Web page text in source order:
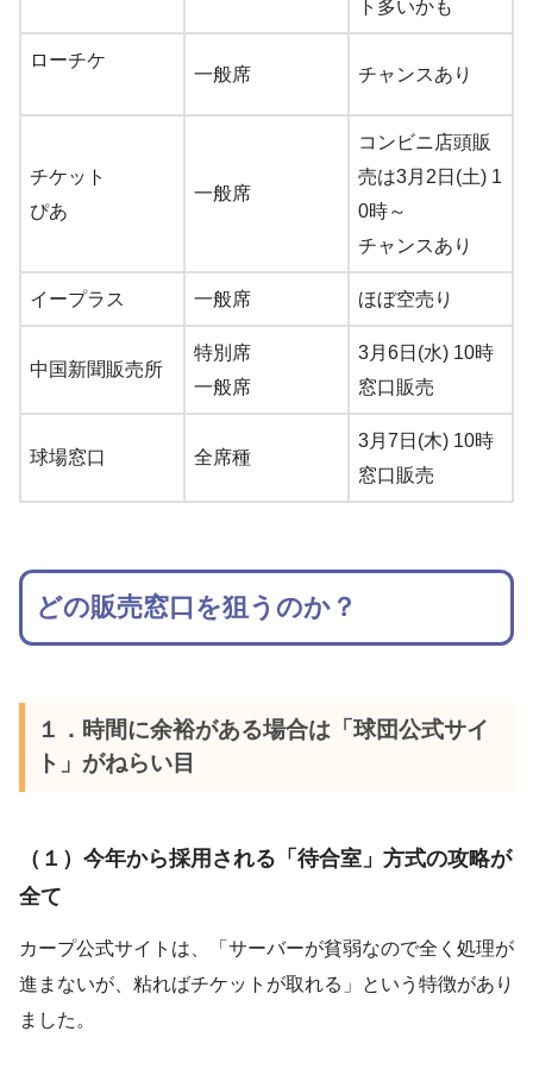
ト多いかも
ローチケ
一般席 チャンスあり
チケット
ぴあ
一般席
コンビニ店頭販
売は3月2日(土) 1
0時～
チャンスあり
イープラス 一般席 ほぼ空売り
中国新聞販売所
特別席
一般席
3月6日(水) 10時
窓口販売
球場窓口 全席種
3月7日(木) 10時
窓口販売
どの販売窓口を狙うのか？
１．時間に余裕がある場合は「球団公式サイ
ト」がねらい目
（１）今年から採用される「待合室」方式の攻略が
全て
カープ公式サイトは、「サーバーが貧弱なので全く処理が
進まないが、粘ればチケットが取れる」という特徴があり
ました。